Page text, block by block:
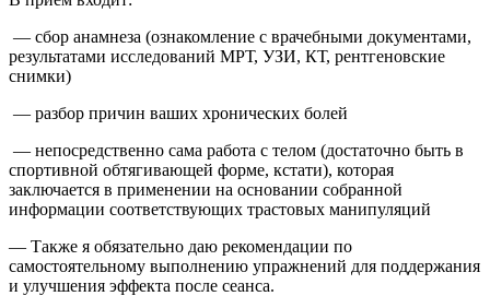
— сбор анамнеза (ознакомление с врачебными документами,
результатами исследований МРТ, УЗИ, КТ, рентгеновские
снимки)
— разбор причин ваших хронических болей
— непосредственно сама работа с телом (достаточно быть в
спортивной обтягивающей форме, кстати), которая
заключается в применении на основании собранной
информации соответствующих трастовых манипуляций
— Также я обязательно даю рекомендации по
самостоятельному выполнению упражнений для поддержания
и улучшения эффекта после сеанса.